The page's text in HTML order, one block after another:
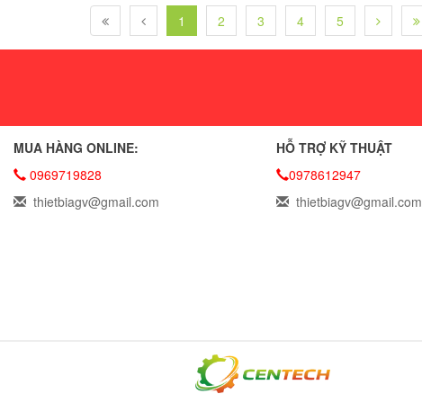
1 2 3 4 5
MUA HÀNG ONLINE:
0969719828
thietbiagv@gmail.com
HỖ TRỢ KỸ THUẬT
0978612947
thietbiagv@gmail.com